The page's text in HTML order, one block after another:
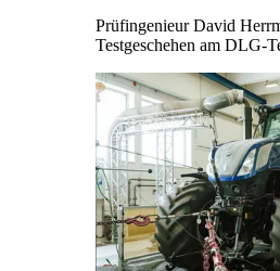
Prüfingenieur David
Testgeschehen am DLG-